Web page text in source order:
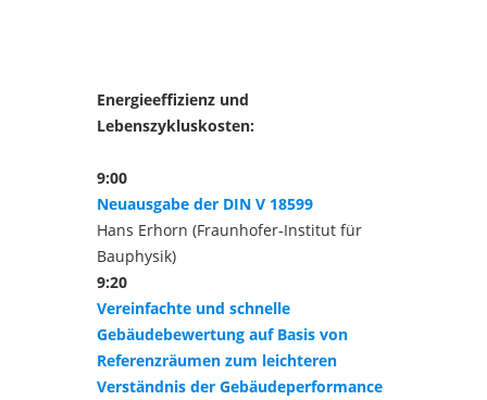
Energieeffizienz und
Lebenszykluskosten:
9:00
Neuausgabe der DIN V 18599
Hans Erhorn (Fraunhofer-Institut für
Bauphysik)
9:20
Vereinfachte und schnelle
Gebäudebewertung auf Basis von
Referenzräumen zum leichteren
Verständnis der Gebäudeperformance